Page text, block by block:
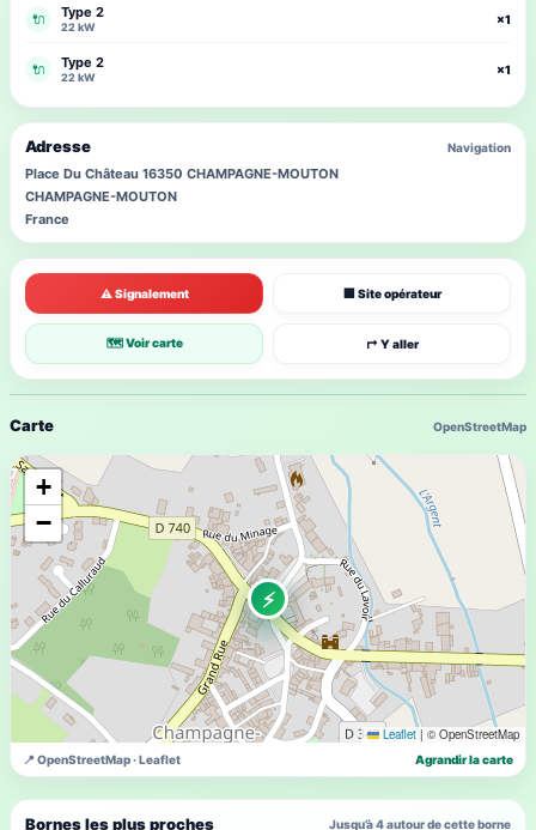
Carte OpenStreetMap
⚡
+
−
Leaflet | © OpenStreetMap
📍 OpenStreetMap · Leaflet Agrandir la carte
Bornes les plus proches Jusqu’à 4 autour de cette borne
⚠ Signalement 🏢 Site opérateur
🗺 Voir carte ↱ Y aller
🔌 Type 2
22 kW
×1
🔌 Type 2
22 kW
×1
Adresse Navigation
Place Du Château 16350 CHAMPAGNE-MOUTON
CHAMPAGNE-MOUTON
France